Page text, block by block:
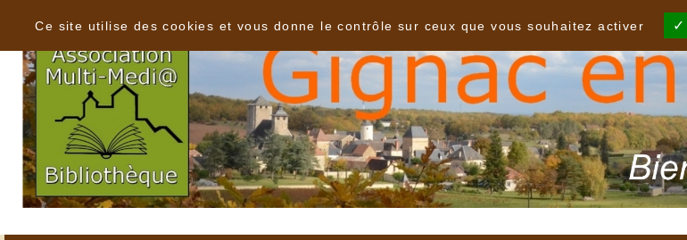
Ce site utilise des cookies et vous donne le contrôle sur ceux que vous souhaitez activer